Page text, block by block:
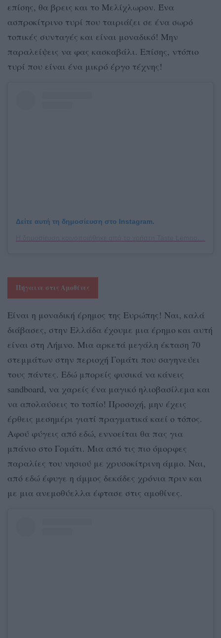
επίσης, θα βρεις και το Μελίχλωρον. Ένα
ασπροκίτρινο τυρί που ταιριάζει σε ένα σωρό
τοπικές συνταγές και είναι μοναδικό! Μην
παραλείψεις να φας κασκαβάλι. Επίσης, ντόπιο
τυρί που είναι ένα μικρό έργο τέχνης!
Δείτε αυτή τη δημοσίευση στο Instagram.
Πήγαινε στις Αμοθίνες
Είναι η μοναδική έρημος της Ευρώπης! Ναι, καλά
διάβασες, στην Ελλάδα έχουμε μια έρημο και αυτή
είναι στη Λήμνο. Μια αρκετά μεγάλη έκταση 70
στεμμάτων στην περιοχή Γομάτι που σαγηνεύει
τους πάντες. Εδώ μπορείς φυσικά να κάνεις
sandboard, να χαρείς ένα μαγικό ηλιοβασίλεμα και
να απολαύσεις το τοπίο! Προσοχή, μην έχεις
έρθεις μεσημέρι γιατί πραγματικά καεί ο τόπος.
Αφού φύγεις από εδώ, εννοείται θα πας για
μπάνιο στο Γομάτι. Μια από τις πιο όμορφες
παραλίες του νησιού με χρυσοκίτρινη άμμο. Ναι,
από εδώ έφυγε η άμμος δεκάδες χρόνια πριν και
με μια ανεμοθύελλα έφτασε στις αμοθίνες.